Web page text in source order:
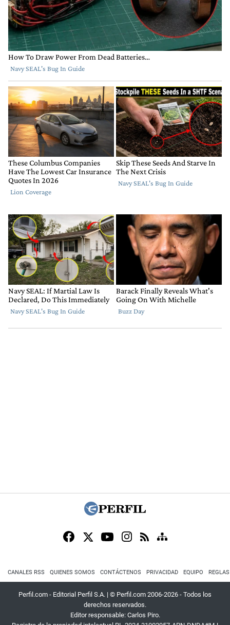
CANALES RSS QUIENES SOMOS CONTÁCTENOS PRIVACIDAD EQUIPO
Perfil.com - Editorial Perfil S.A. | © Perfil.com 2006-2026 - Todos los
derechos reservados.
Editor responsable: Carlos Piro.